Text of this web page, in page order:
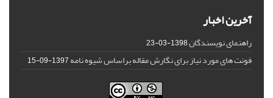
آخرین اخبار
راهنمای نویسندگان1398-03-23
فونت های مورد نیاز برای نگارش مقاله براساس شیوه نامه1397-09-15